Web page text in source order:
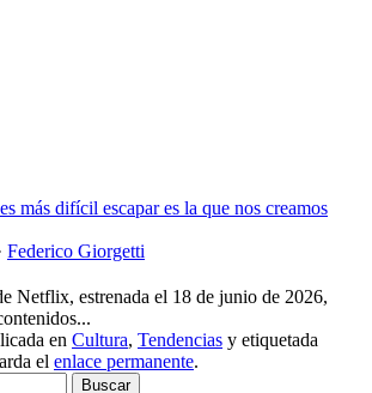
más difícil escapar es la que nos creamos
Federico Giorgetti
Netflix, estrenada el 18 de junio de 2026,
en Cultura, Tendencias y etiquetada
el enlace permanente.